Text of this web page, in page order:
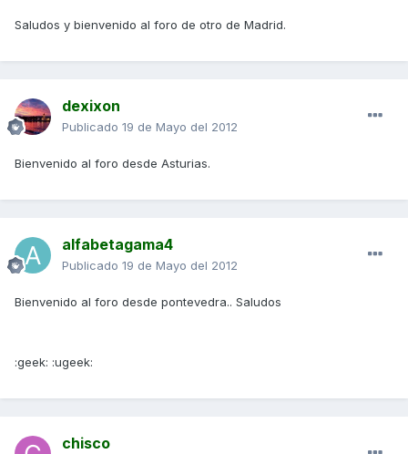
Saludos y bienvenido al foro de otro de Madrid.
dexixon
Publicado 19 de Mayo del 2012
Bienvenido al foro desde Asturias.
alfabetagama4
Publicado 19 de Mayo del 2012
Bienvenido al foro desde pontevedra.. Saludos
:geek: :ugeek:
chisco